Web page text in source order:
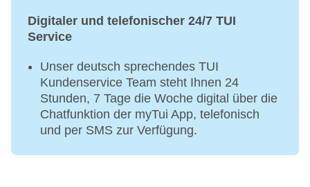
Digitaler und telefonischer 24/7 TUI
Service
Unser deutsch sprechendes TUI
Kundenservice Team steht Ihnen 24
Stunden, 7 Tage die Woche digital über die
Chatfunktion der myTui App, telefonisch
und per SMS zur Verfügung.